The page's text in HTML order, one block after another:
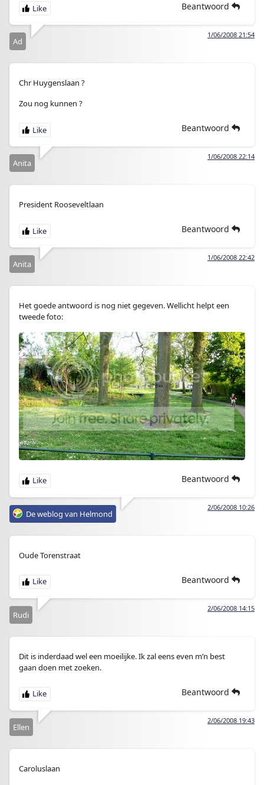
Beantwoord
1/06/2008 21:54
Ad
Chr Huygenslaan ?
Zou nog kunnen ?
Beantwoord
1/06/2008 22:14
Anita
President Rooseveltlaan
Beantwoord
1/06/2008 22:42
Anita
Het goede antwoord is nog niet gegeven. Wellicht helpt een
tweede foto:
Beantwoord
2/06/2008 10:26
De weblog van Helmond
Oude Torenstraat
Beantwoord
2/06/2008 14:15
Rudi
Dit is inderdaad wel een moeilijke. Ik zal eens even m’n best
gaan doen met zoeken.
Beantwoord
2/06/2008 19:43
Ellen
Caroluslaan